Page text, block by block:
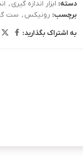
دسته: ابزار اندازه گیری ,
برچسب: رونیکس , ست
به اشتراک بگذارید: